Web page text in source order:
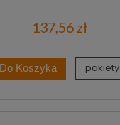
137,56 zł
Do Koszyka pakiety